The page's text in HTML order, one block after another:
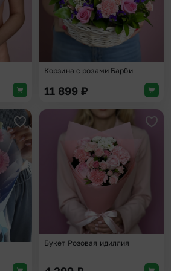
Корзина с розами Барби
11 899 ₽
Добавить в избранное
Букет Розовая идиллия